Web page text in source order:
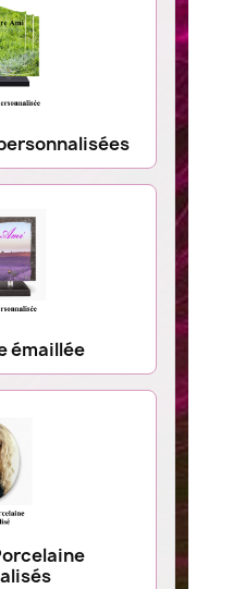
émaillée